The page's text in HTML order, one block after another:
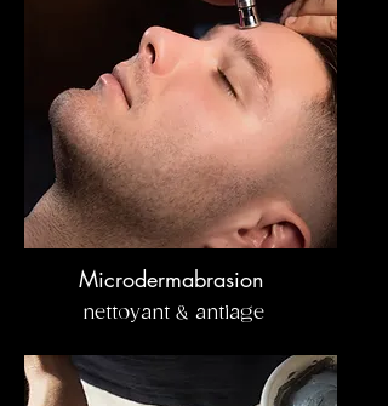
Microdermabrasion
nettoyant & antiage